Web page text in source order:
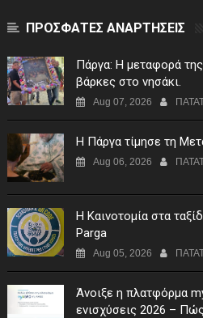
ΠΡΟΣΦΑΤΕΣ ΑΝΑΡΤΗΣΕΙΣ
Πάργα: Η μεταφορά
βάρκες στο νησάκι.
Aug 07, 2026
Η Πάργα τίμησε τη
Aug 06, 2026
Η Καινοτομία στα
Parga
Aug 05, 2026
Άνοιξε η πλατφόρμα
ενισχύσεις 2026 –